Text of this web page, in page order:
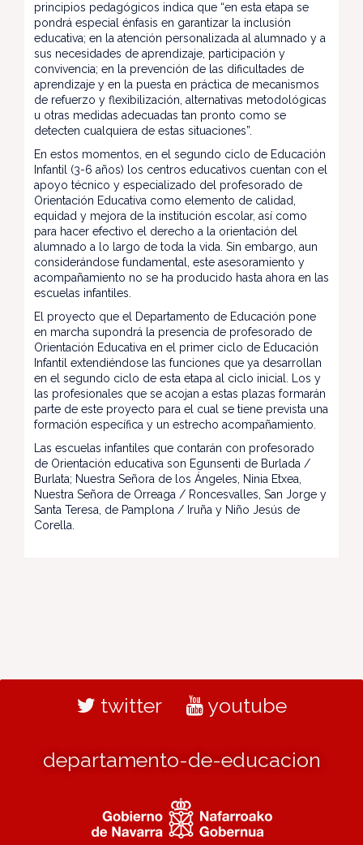
principios pedagógicos indica que “en esta etapa se
pondrá especial énfasis en garantizar la inclusión
educativa; en la atención personalizada al alumnado y a
sus necesidades de aprendizaje, participación y
convivencia; en la prevención de las dificultades de
aprendizaje y en la puesta en práctica de mecanismos
de refuerzo y flexibilización, alternativas metodológicas
u otras medidas adecuadas tan pronto como se
detecten cualquiera de estas situaciones”.
En estos momentos, en el segundo ciclo de Educación
Infantil (3-6 años) los centros educativos cuentan con el
apoyo técnico y especializado del profesorado de
Orientación Educativa como elemento de calidad,
equidad y mejora de la institución escolar, así como
para hacer efectivo el derecho a la orientación del
alumnado a lo largo de toda la vida. Sin embargo, aun
considerándose fundamental, este asesoramiento y
acompañamiento no se ha producido hasta ahora en las
escuelas infantiles.
El proyecto que el Departamento de Educación pone
en marcha supondrá la presencia de profesorado de
Orientación Educativa en el primer ciclo de Educación
Infantil extendiéndose las funciones que ya desarrollan
en el segundo ciclo de esta etapa al ciclo inicial. Los y
las profesionales que se acojan a estas plazas formarán
parte de este proyecto para el cual se tiene prevista una
formación específica y un estrecho acompañamiento.
Las escuelas infantiles que contarán con profesorado
de Orientación educativa son Egunsenti de Burlada /
Burlata; Nuestra Señora de los Ángeles, Ninia Etxea,
Nuestra Señora de Orreaga / Roncesvalles, San Jorge y
Santa Teresa, de Pamplona / Iruña y Niño Jesús de
Corella.
twitter youtube
departamento-de-educacion